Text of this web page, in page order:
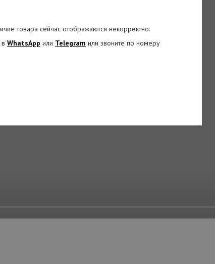
товара сейчас отображаются некорректно.
WhatsApp или Telegram или звоните по номеру